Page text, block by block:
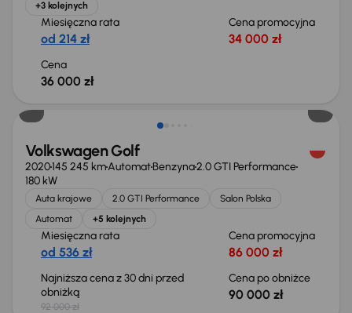
+3 kolejnych
Miesięczna rata
od 214 zł
Cena promocyjna
34 000 zł
Cena
36 000 zł
Taniej o 2 000 zł
Volkswagen Golf
2020145 245 kmAutomatBenzyna2.0 GTI Performance
180 kW
Auta krajowe 2.0 GTI Performance
Salon Polska
Automat
+5 kolejnych
Miesięczna rata
od 536 zł
Cena promocyjna
86 000 zł
Najniższa cena z 30 dni przed
obniżką
92 000 zł
Cena po obniżce
90 000 zł